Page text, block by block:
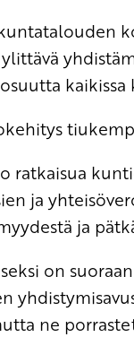
kaikissa
ratkaisua
ja
ja
on
ne